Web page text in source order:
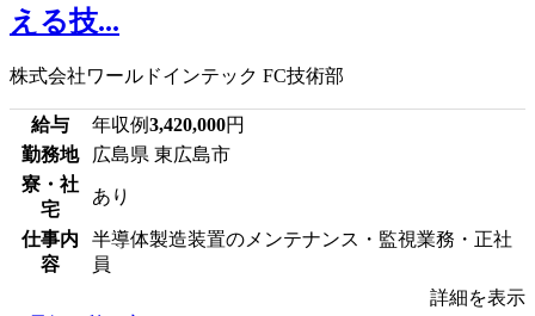
える技...
株式会社ワールドインテック FC技術部
給与 年収例3,420,000円
勤務地
広島県 東広島市
寮・社
宅
あり
仕事内
容
半導体製造装置のメンテナンス・監視業務・正社
員
詳細を表示